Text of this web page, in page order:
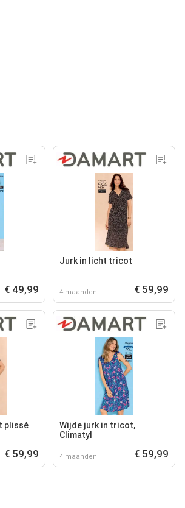
€ 49,99
Jurk in licht tricot
4 maanden € 59,99
plissé
€ 59,99
Wijde jurk in tricot,
Climatyl
4 maanden € 59,99